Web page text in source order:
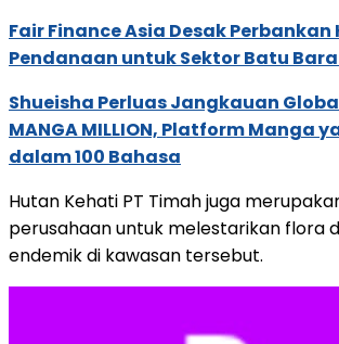
Fair Finance Asia Desak
Pendanaan untuk Sektor Batu Bara
Shueisha Perluas Jangkauan
MANGA MILLION, Platform Manga
dalam 100 Bahasa
Hutan Kehati PT Timah juga
perusahaan untuk melestarikan flora
endemik di kawasan tersebut.